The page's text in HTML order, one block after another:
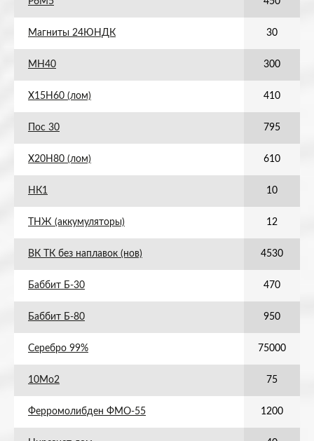
Магниты 24ЮНДК 30
МН40 300
Х15Н60 (лом) 410
Пос 30 795
Х20Н80 (лом) 610
НК1 10
ТНЖ (аккумуляторы) 12
ВК ТК без наплавок (нов) 4530
Баббит Б-30 470
Баббит Б-80 950
Серебро 99% 75000
10Мо2 75
Ферромолибден ФМО-55 1200